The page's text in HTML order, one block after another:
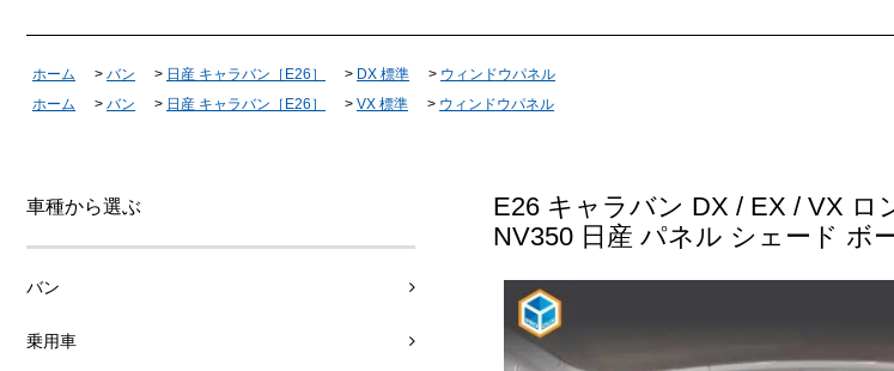
ホーム > バン > 日産 キャラバン［E26］ > DX 標準 > ウィンドウパネル
ホーム
> バン > 日産 キャラバン［E26］ > VX 標準 > ウィンドウパネル
車種から選ぶ
バン
乗用車
E26 キャラバン DX / EX / VX
NV350 日産 パネル シェード ボ